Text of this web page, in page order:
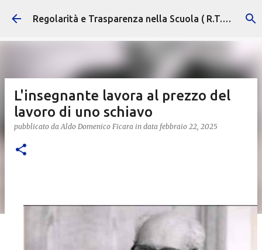
Passa ai contenuti principali Regolarità e Trasparenza nella Scuola ( R.T.S. )
L'insegnante lavora al prezzo del
lavoro di uno schiavo
pubblicato daAldo Domenico Ficara in data febbraio 22, 2025